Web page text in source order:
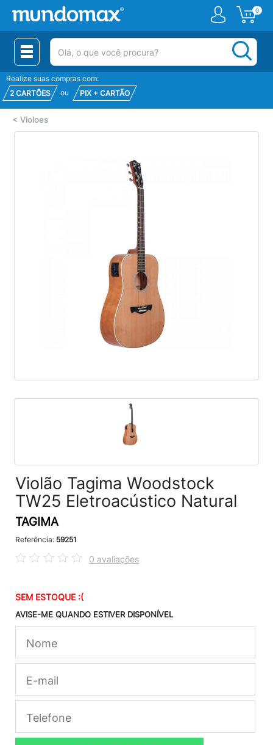
0
(pesquisar)
Realize suas compras com:
2 CARTÕES
ou PIX + CARTÃO
< Violoes
Violão Tagima Woodstock
TW25 Eletroacústico Natural
TAGIMA
Referência: 59251
0 avaliações
SEM ESTOQUE :(
AVISE-ME QUANDO ESTIVER DISPONÍVEL